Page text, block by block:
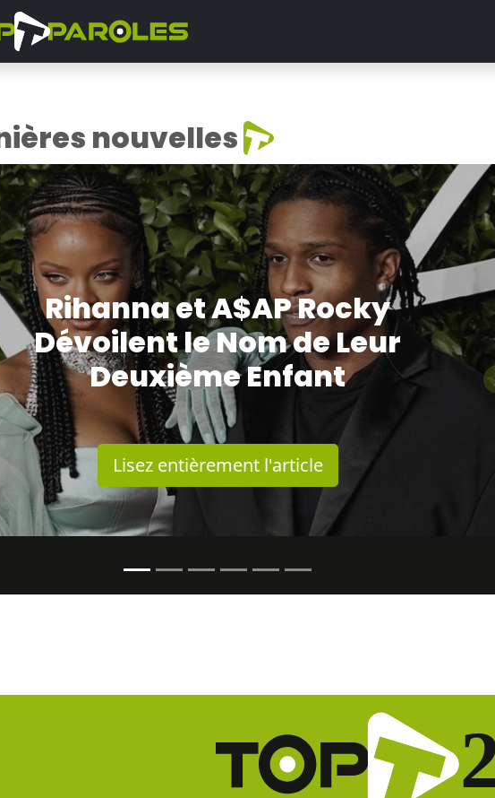
nouvelles
La Musique à Paris
Lisez entièrement l'article